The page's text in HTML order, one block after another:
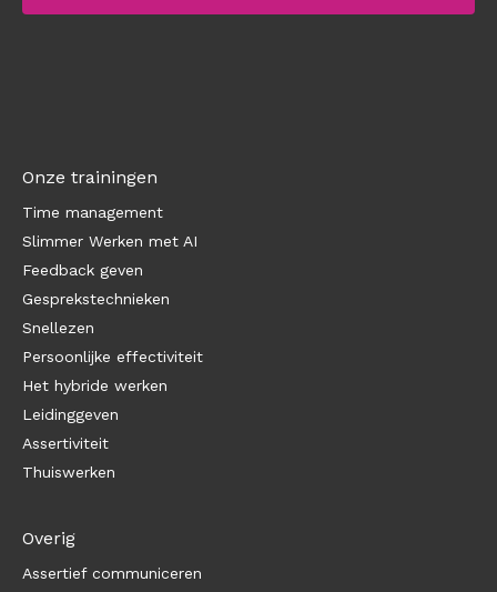
Onze trainingen
Time management
Slimmer Werken met AI
Feedback geven
Gesprekstechnieken
Snellezen
Persoonlijke effectiviteit
Het hybride werken
Leidinggeven
Assertiviteit
Thuiswerken
Overig
Assertief communiceren